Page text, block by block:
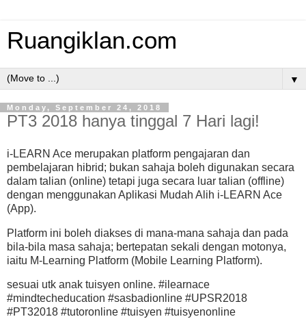
Ruangiklan.com
▼
Monday, September 24, 2018
PT3 2018 hanya tinggal 7 Hari lagi!
i-LEARN Ace merupakan platform pengajaran dan
pembelajaran hibrid; bukan sahaja boleh digunakan secara
dalam talian (online) tetapi juga secara luar talian (offline)
dengan menggunakan Aplikasi Mudah Alih i-LEARN Ace
(App).
Platform ini boleh diakses di mana-mana sahaja dan pada
bila-bila masa sahaja; bertepatan sekali dengan motonya,
iaitu M-Learning Platform (Mobile Learning Platform).
sesuai utk anak tuisyen online. #ilearnace
#mindtecheducation #sasbadionline #UPSR2018
#PT32018 #tutoronline #tuisyen #tuisyenonline